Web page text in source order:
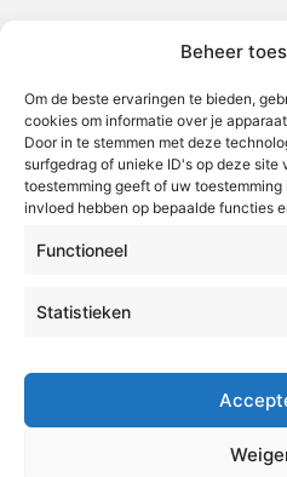
Beheer
Om de beste ervaringen te bieden,
cookies om informatie over je
Door in te stemmen met deze
surfgedrag of unieke ID's op deze site
toestemming geeft of uw
invloed hebben op bepaalde functies
Functioneel
Statistieken
Leudal
Maasgouw
Echt-Susteren
Radio & TV